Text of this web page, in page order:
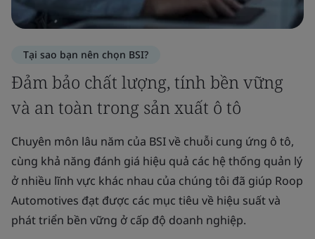
Tại sao bạn nên chọn BSI?
Đảm bảo chất lượng, tính bền vững
và an toàn trong sản xuất ô tô
Chuyên môn lâu năm của BSI về chuỗi cung ứng ô tô,
cùng khả năng đánh giá hiệu quả các hệ thống quản lý
ở nhiều lĩnh vực khác nhau của chúng tôi đã giúp Roop
Automotives đạt được các mục tiêu về hiệu suất và
phát triển bền vững ở cấp độ doanh nghiệp.